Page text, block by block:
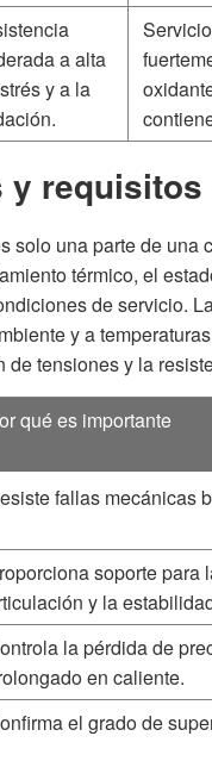
a alta
y a la
Servicio
y
solo una parte de
térmico, el
de servicio.
y a
de tensiones y la
qué es importante
fallas mecánicas
soporte para
y la
la pérdida de
en caliente.
el grado de